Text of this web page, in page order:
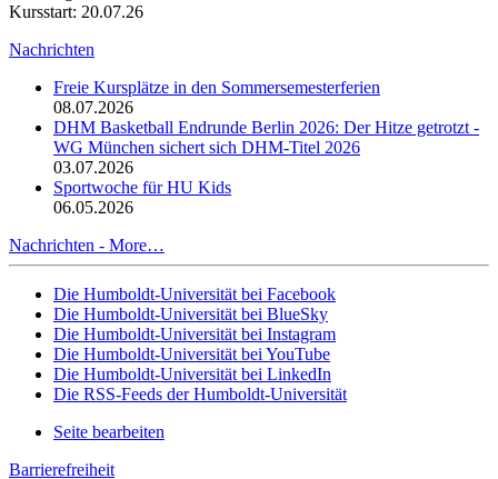
Kursstart: 20.07.26
Nachrichten
Freie Kursplätze in den Sommersemesterferien
08.07.2026
DHM Basketball Endrunde Berlin 2026: Der Hitze getrotzt -
WG München sichert sich DHM-Titel 2026
03.07.2026
Sportwoche für HU Kids
06.05.2026
Nachrichten - More…
Die Humboldt-Universität bei Facebook
Die Humboldt-Universität bei BlueSky
Die Humboldt-Universität bei Instagram
Die Humboldt-Universität bei YouTube
Die Humboldt-Universität bei LinkedIn
Die RSS-Feeds der Humboldt-Universität
Seite bearbeiten
Barrierefreiheit